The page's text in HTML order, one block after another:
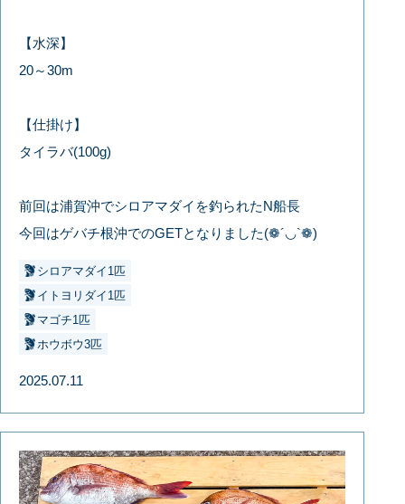
【水深】
20～30m
【仕掛け】
タイラバ(100g)
前回は浦賀沖でシロアマダイを釣られたN船長
今回はゲバチ根沖でのGETとなりました(❁´◡`❁)
シロアマダイ1匹
イトヨリダイ1匹
マゴチ1匹
ホウボウ3匹
2025.07.11